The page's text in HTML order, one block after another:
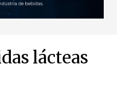
lácteas